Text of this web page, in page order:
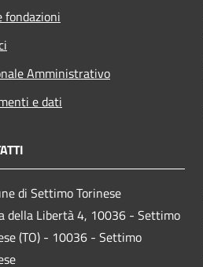
fondazioni
Amministrativo
e dati
di Settimo Torinese
della Libertà 4, 10036 - Settimo
(TO) - 10036 - Settimo